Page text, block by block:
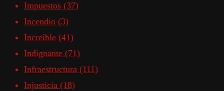
Impuestos (37)
Incendio (3)
Increible (41)
Indignante (71)
Infraestructura (111)
Injusticia (18)